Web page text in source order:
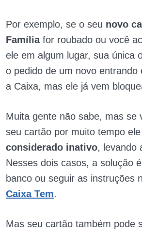
Por exemplo, se o seu novo
Família for roubado ou você
ele em algum lugar, sua única
o pedido de um novo entrando
a Caixa, mas ele já vem
Muita gente não sabe, mas se
seu cartão por muito tempo
considerado inativo, levando
Nesses dois casos, a solução
banco ou seguir as instruções
Caixa Tem.
Mas seu cartão também pode